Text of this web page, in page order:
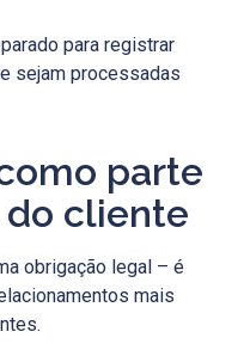
para registrar
sejam processadas
parte
cliente
obrigação legal – é
mais